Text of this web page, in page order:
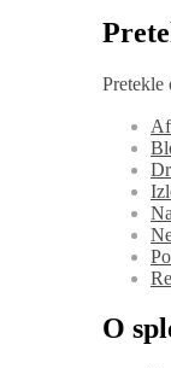
Pretekle
O